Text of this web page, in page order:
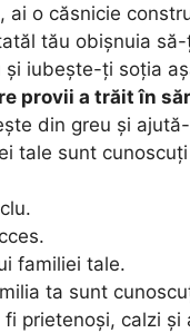
ai o căsnicie
tău obișnuia
și iubește-ți soția
provii a trăit în
din greu și
tale sunt
familiei tale.
ta sunt
fi prietenoși, calzi și